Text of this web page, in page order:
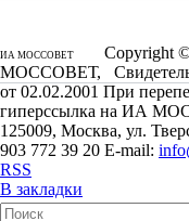
ИА МОССОВЕТ
Copyright ©
МОССОВЕТ,
от 02.02.2001 При
гиперссылка на ИА
125009, Москва, ул.
903 772 39 20 E-mail:
RSS
В закладки